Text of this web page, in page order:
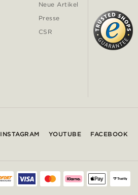
Neue Artikel
Presse
CSR
INSTAGRAM YOUTUBE FACEBOOK